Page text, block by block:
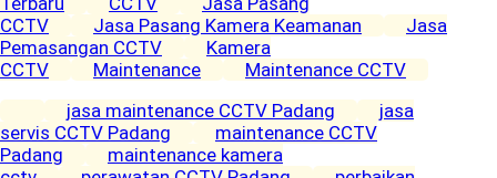
CCTV
Jasa Pasang Kamera Keamanan
Jasa
Pemasangan CCTV
Kamera
CCTV
Maintenance
Maintenance CCTV
jasa maintenance CCTV Padang
jasa
servis CCTV Padang
maintenance CCTV
Padang
maintenance kamera